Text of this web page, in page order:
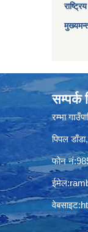
सम्पर्क
रम्भा
पिपल
फोन
ईमेल:
वेबसाइट: